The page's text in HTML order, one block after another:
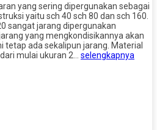
yang sering dipergunakan sebagai
yaitu sch 40 sch 80 dan sch 160.
sangat jarang dipergunakan
yang mengkondisikannya akan
tetap ada sekalipun jarang. Material
mulai ukuran 2… selengkapnya